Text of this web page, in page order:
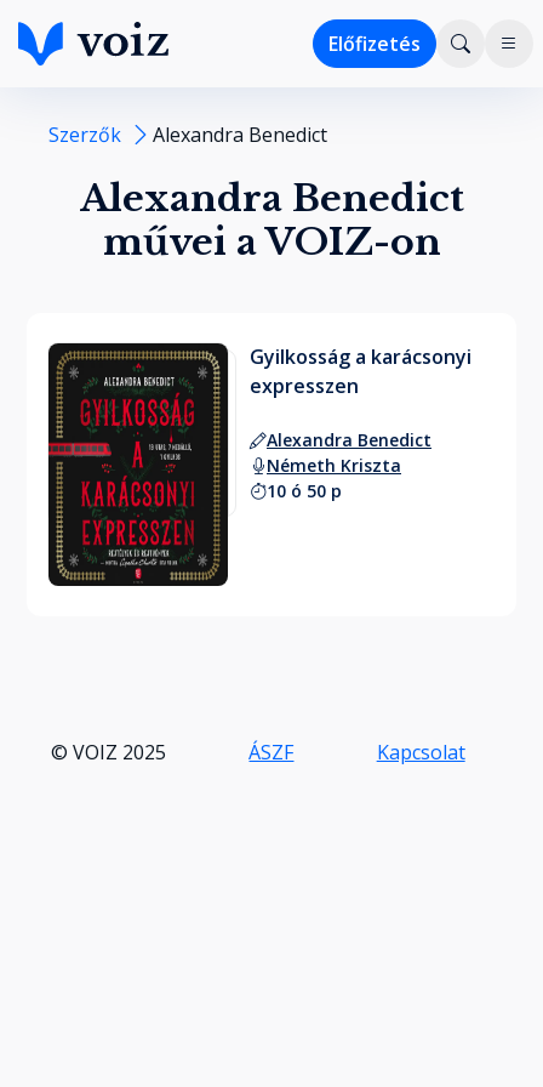
Előfizetés
Szerzők Alexandra Benedict
Alexandra Benedict
művei a VOIZ-on
Gyilkosság a karácsonyi
expresszen
Alexandra Benedict
Németh Kriszta
10 ó 50 p
© VOIZ 2025 ÁSZF Kapcsolat